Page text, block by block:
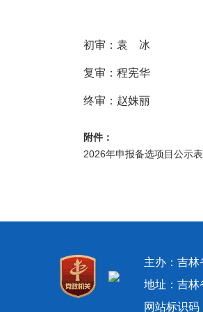
初审：袁 冰
复审：程宪华
终审：赵姝丽
附件：
2026年申报备选项目公示
主办：吉
地址：吉
网站标识